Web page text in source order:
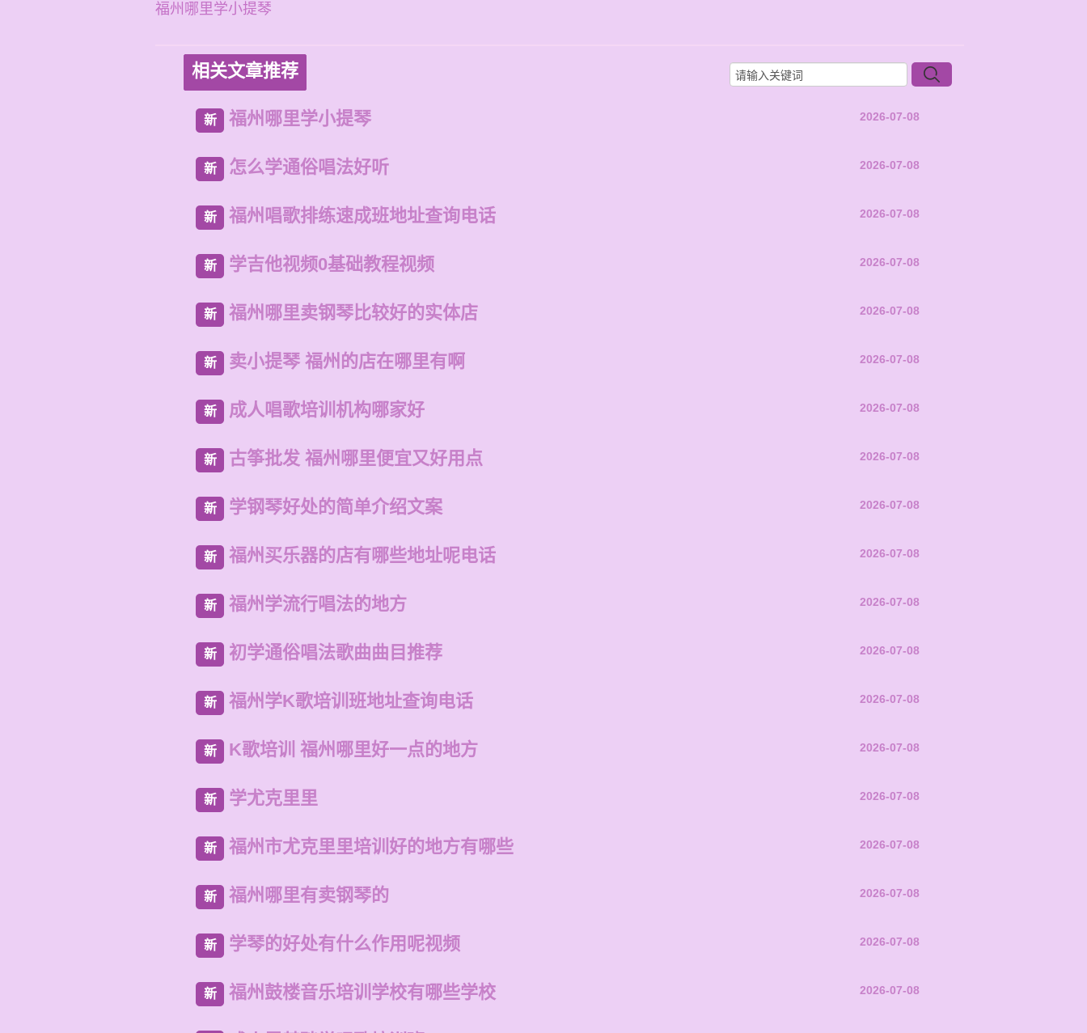
福州哪里学小提琴
相关文章推荐
新 福州哪里学小提琴 2026-07-08
新 怎么学通俗唱法好听 2026-07-08
新 福州唱歌排练速成班地址查询电话 2026-07-08
新 学吉他视频0基础教程视频 2026-07-08
新 福州哪里卖钢琴比较好的实体店 2026-07-08
新 卖小提琴 福州的店在哪里有啊 2026-07-08
新 成人唱歌培训机构哪家好 2026-07-08
新 古筝批发 福州哪里便宜又好用点 2026-07-08
新 学钢琴好处的简单介绍文案 2026-07-08
新 福州买乐器的店有哪些地址呢电话 2026-07-08
新 福州学流行唱法的地方 2026-07-08
新 初学通俗唱法歌曲曲目推荐 2026-07-08
新 福州学K歌培训班地址查询电话 2026-07-08
新 K歌培训 福州哪里好一点的地方 2026-07-08
新 学尤克里里 2026-07-08
新 福州市尤克里里培训好的地方有哪些 2026-07-08
新 福州哪里有卖钢琴的 2026-07-08
新 学琴的好处有什么作用呢视频 2026-07-08
新 福州鼓楼音乐培训学校有哪些学校 2026-07-08